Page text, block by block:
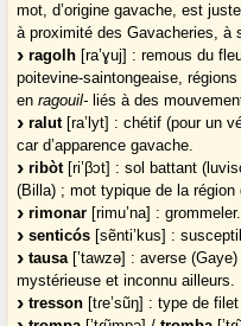
mot, d’origine gavache, est
à proximité des Gavacheries, à
ragolh [ra’ɣuj] : remous du
poitevine-saintongeaise,
enragouil- liés à des
ralut[ra’lyt] : chétif (pour un
car d’apparence gavache.
ribòt [ri’βɔt] : sol battant
(Billa) ; mot typique de la
rimonar [rimu’na] : grommeler.
senticós [sẽnti’kus] :
tausa[’tawzə] : averse
mystérieuse et inconnu ailleurs.
tresson [tɾe’sũŋ] : type de